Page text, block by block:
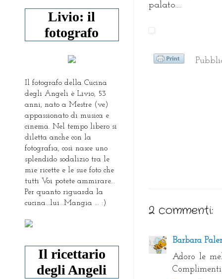
palato....
2 commenti:
Barbara
Adoro le
Livio: il
fotografo
Il fotografo della Cucina
degli Angeli è Livio, 53
anni, nato a Mestre (ve)
appassionato di musica e
cinema. Nel tempo libero si
diletta anche con la
fotografia, così nasce uno
splendido sodalizio tra le
mie ricette e le sue foto che
tutti Voi potete ammirare...
Per quanto riguarda la
cucina...lui...Mangia ... :)
Il ricettario
degli Angeli